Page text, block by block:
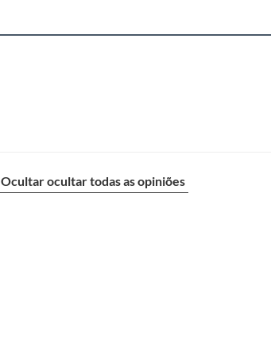
Ocultar ocultar todas as opiniões